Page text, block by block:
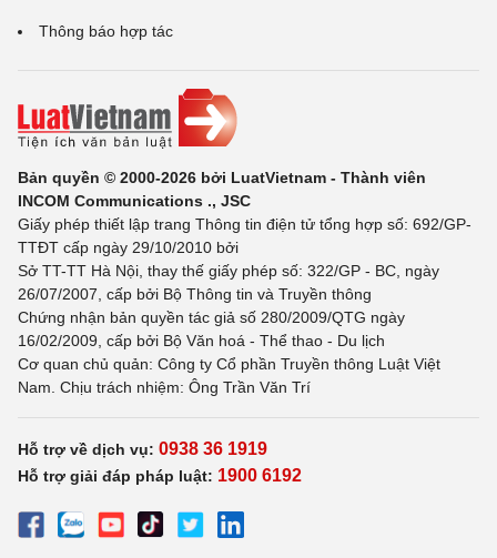
Thông báo hợp tác
Bản quyền © 2000-2026 bởi LuatVietnam - Thành viên
INCOM Communications ., JSC
Giấy phép thiết lập trang Thông tin điện tử tổng hợp số: 692/GP-
TTĐT cấp ngày 29/10/2010 bởi
Sở TT-TT Hà Nội, thay thế giấy phép số: 322/GP - BC, ngày
26/07/2007, cấp bởi Bộ Thông tin và Truyền thông
Chứng nhận bản quyền tác giả số 280/2009/QTG ngày
16/02/2009, cấp bởi Bộ Văn hoá - Thể thao - Du lịch
Cơ quan chủ quản: Công ty Cổ phần Truyền thông Luật Việt
Nam. Chịu trách nhiệm: Ông Trần Văn Trí
Hỗ trợ về dịch vụ: 0938 36 1919
Hỗ trợ giải đáp pháp luật: 1900 6192